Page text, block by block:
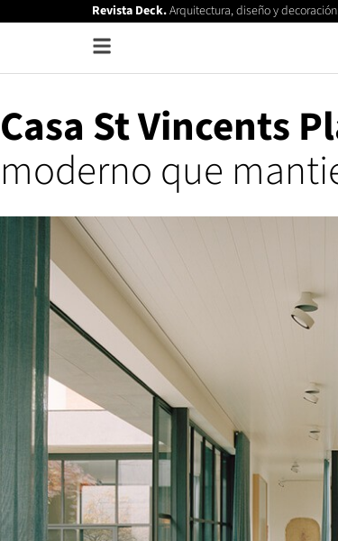
Revista Deck.Arquitectura, diseño y decoración.
Casa St Vincents
moderno que